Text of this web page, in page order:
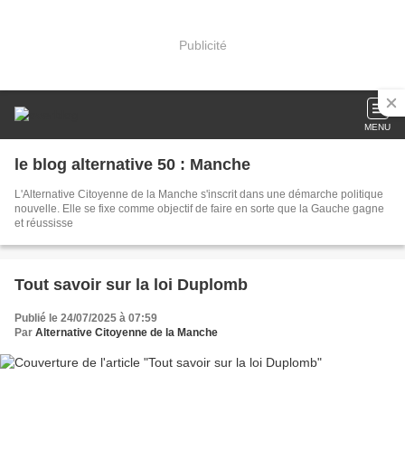
Publicité
MENU
le blog alternative 50 : Manche
L'Alternative Citoyenne de la Manche s'inscrit dans une démarche politique
nouvelle. Elle se fixe comme objectif de faire en sorte que la Gauche gagne
et réussisse
Tout savoir sur la loi Duplomb
Publié le 24/07/2025 à 07:59
Par Alternative Citoyenne de la Manche